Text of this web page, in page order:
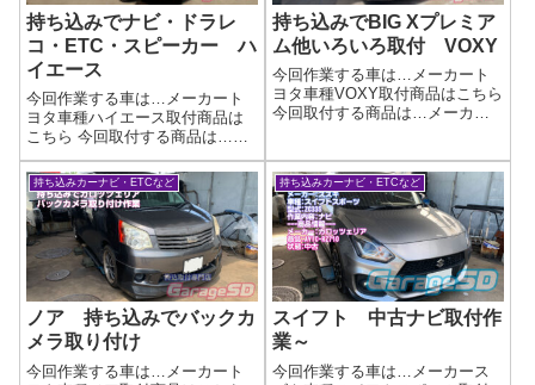
持ち込みでナビ・ドラレ
コ・ETC・スピーカー ハ
イエース
今回作業する車は…メーカート
ヨタ車種ハイエース取付商品は
こちら 今回取付する商品は…
KFC-RS174S コムテック
ZDR035 panasonic CN-
F1X10BGD CY-ET2010D作業写
真厚めのスピーカーやバッフル
を付ける場...
持ち込みでBIG Xプレミア
ム他いろいろ取付 VOXY
今回作業する車は…メーカート
ヨタ車種VOXY取付商品はこちら
今回取付する商品は…メーカー:
ンモニター、ナビ連動ETC、バ
ックカメラ作業写真さすがのア
ルパイン(^_-)-☆バ...
持ち込みカーナビ・ETCなど
ノア 持ち込みでバックカ
メラ取り付け
今回作業する車は…メーカート
持ち込みカーナビ・ETCなど
スイフト 中古ナビ取付作
業～
今回作業する車は…メーカース